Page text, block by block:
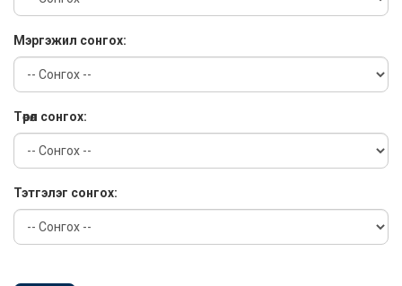
Мэргэжил сонгох:
Төрөл сонгох:
Тэтгэлэг сонгох: